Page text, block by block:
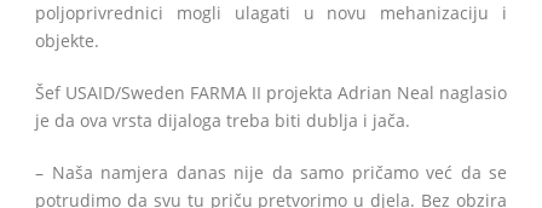
poljoprivrednici mogli ulagati u novu mehanizaciju i
objekte.
Šef USAID/Sweden FARMA II projekta Adrian Neal naglasio
je da ova vrsta dijaloga treba biti dublja i jača.
– Naša namjera danas nije da samo pričamo već da se
potrudimo da svu tu priču pretvorimo u djela. Bez obzira